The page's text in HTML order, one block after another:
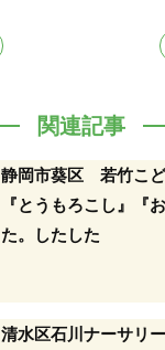
関連記事
静岡市葵区 若竹こ
『とうもろこし』『
た。したした
清水区石川ナーサリ